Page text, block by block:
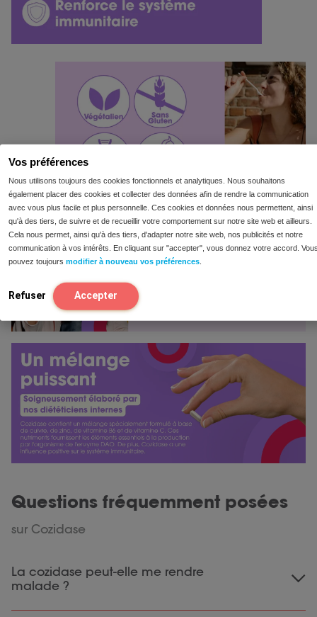
Vos préférences
Nous utilisons toujours des cookies fonctionnels et analytiques. Nous souhaitons
également placer des cookies et collecter des données afin de rendre la communication
avec vous plus facile et plus personnelle. Ces cookies et données nous permettent, ainsi
qu'à des tiers, de suivre et de recueillir votre comportement sur notre site web et ailleurs.
Cela nous permet, ainsi qu'à des tiers, d'adapter notre site web, nos publicités et notre
communication à vos intérêts. En cliquant sur "accepter", vous donnez votre accord.
pouvez toujours modifier à nouveau vos préférences
Refuser Accepter
Questions fréquemment posées
sur Cozidase
La cozidase peut-elle me rendre
malade ?